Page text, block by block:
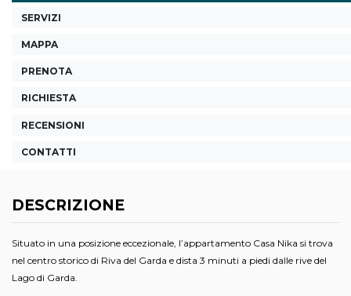
SERVIZI
MAPPA
PRENOTA
RICHIESTA
RECENSIONI
CONTATTI
DESCRIZIONE
Situato in una posizione eccezionale, l’appartamento Casa Nika si trova
nel centro storico di Riva del Garda e dista 3 minuti a piedi dalle rive del
Lago di Garda.